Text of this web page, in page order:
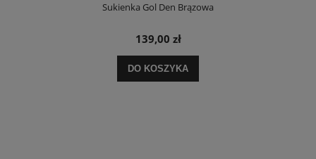
Sukienka Gol Den Brązowa
139,00 zł
DO KOSZYKA